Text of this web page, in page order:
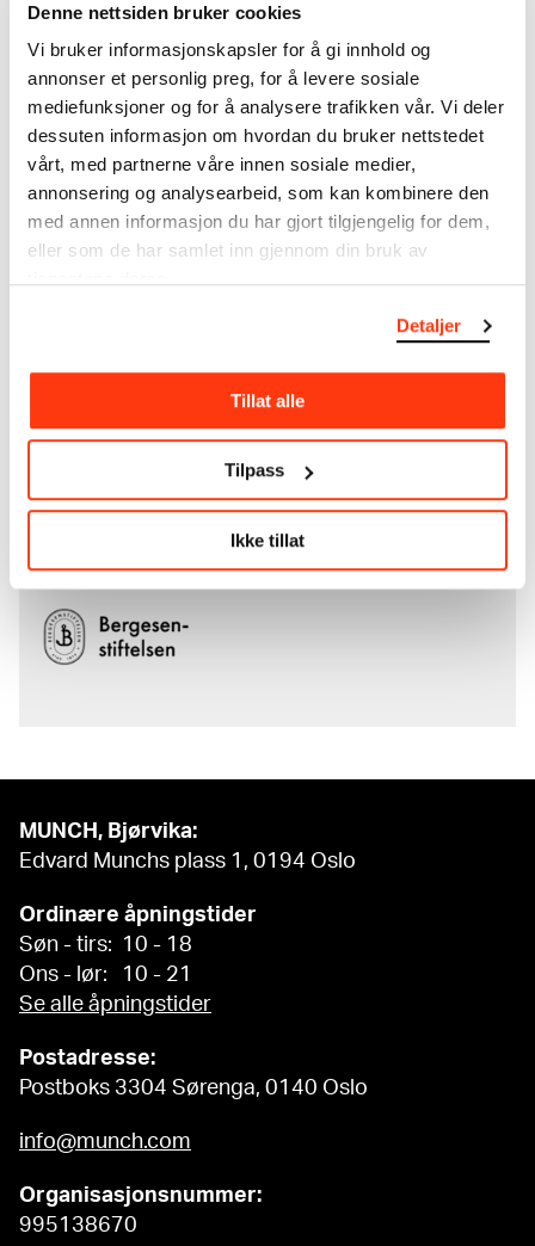
Denne nettsiden bruker cookies
Vi bruker informasjonskapsler for å gi innhold og
annonser et personlig preg, for å levere sosiale
mediefunksjoner og for å analysere trafikken vår. Vi deler
dessuten informasjon om hvordan du bruker nettstedet
vårt, med partnerne våre innen sosiale medier,
annonsering og analysearbeid, som kan kombinere den
med annen informasjon du har gjort tilgjengelig for dem,
eller som de har samlet inn gjennom din bruk av
Detaljer
Tillat alle
Tilpass
Ikke tillat
museumsobjekter, inkludert nærmere 27 000 unike
kunstverk. I tillegg til den ekstraordinære samlingen
Edvard Munch
testamenterte til Oslo
kommune i 1940, rommer museet også samlingene
til Rolf Stenersen, Amaldus Nielsen og Ludvig O.
Ravensberg.
Merom MUNCHssamling
Les mer om bruk av våre avfotograferinger og
Les mer om arbeidet med å digitalisere Munchs
samling og katalogen over Edvard Munchs
komplette kunstnerskap er støttet
.
MUNCH, Bjørvika:
Edvard Munchs plass 1, 0194 Oslo
Ordinære åpningstider
Søn - tirs: 10 - 18
Ons - lør: 10 - 21
Se alle åpningstider
Postadresse:
Postboks 3304 Sørenga, 0140 Oslo
info@munch.com
Organisasjonsnummer:
995138670